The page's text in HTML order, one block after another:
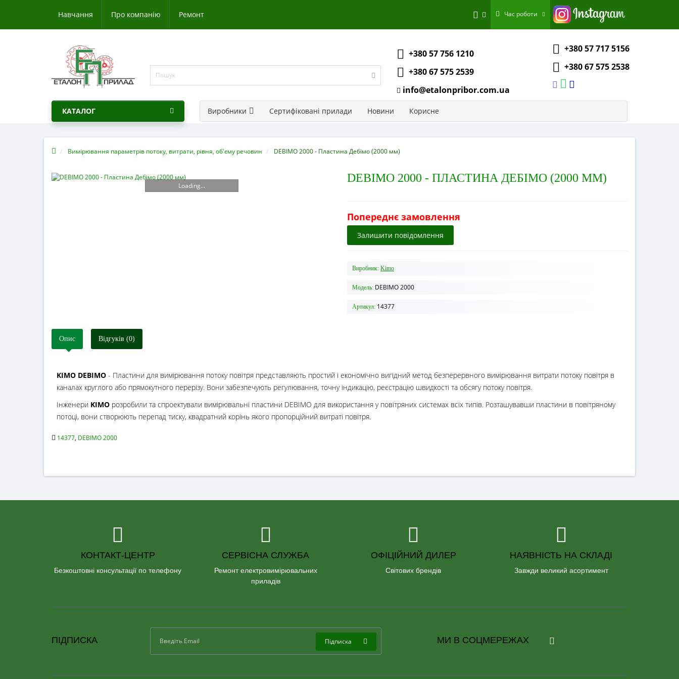
Навчання Про компанію Ремонт Час роботи
+380 57 756 1210
+380 67 575 2539
info@etalonpribor.com.ua
+380 57 717 5156
+380 67 575 2538
КАТАЛОГ Виробники Сертифіковані прилади Новини Корисне
Вимірювання параметрів потоку, витрати, рівня, об'єму речовин DEBIMO 2000 - Пластина Дебімо (2000 мм)
Loading...
DEBIMO 2000 - ПЛАСТИНА ДЕБІМО (2000 ММ)
Попереднє замовлення
Залишити повідомлення
Виробник: Kimo
Модель: DEBIMO 2000
Артикул: 14377
Опис Відгуків (0)
KIMO DEBIMO - Пластини для вимірювання потоку повітря представляють простий і економічно вигідний метод безперервного вимірювання витрати потоку повітря в
каналах круглого або прямокутного перерізу. Вони забезпечують регулювання, точну індикацію, реєстрацію швидкості та обсягу потоку повітря.
Інженери KIMO розробили та спроектували вимірювальні пластини DEBIMO для використання у повітряних системах всіх типів. Розташувавши пластини в повітряному
потоці, вони створюють перепад тиску, квадратний корінь якого пропорційний витраті повітря.
14377, DEBIMO 2000
КОНТАКТ-ЦЕНТР
Безкоштовні консультації по телефону
СЕРВІСНА СЛУЖБА
Ремонт електровимірювальних
приладів
ОФІЦІЙНИЙ ДИЛЕР
Світових брендів
НАЯВНІСТЬ НА СКЛАДІ
Завжди великий асортимент
ПІДПИСКА Підписка МИ В СОЦМЕРЕЖАХ